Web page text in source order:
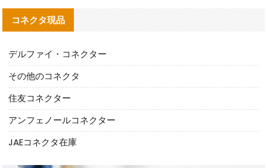
コネクタ現品
デルファイ・コネクター
その他のコネクタ
住友コネクター
アンフェノールコネクター
JAEコネクタ在庫